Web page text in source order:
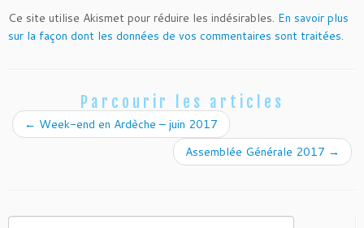
Ce site utilise Akismet pour réduire les indésirables. En savoir plus
sur la façon dont les données de vos commentaires sont traitées.
Parcourir les articles
← Week-end en Ardèche – juin 2017
Assemblée Générale 2017 →